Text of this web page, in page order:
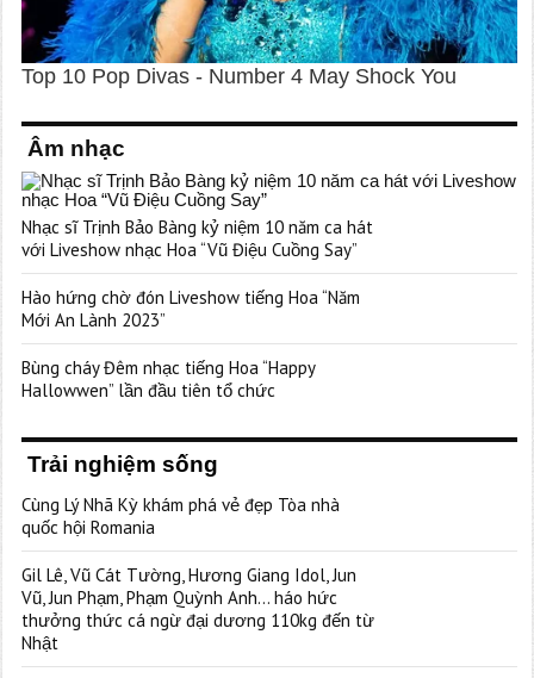
Âm nhạc
Nhạc sĩ Trịnh Bảo Bàng kỷ niệm 10 năm ca hát
với Liveshow nhạc Hoa “Vũ Điệu Cuồng Say”
Hào hứng chờ đón Liveshow tiếng Hoa “Năm
Mới An Lành 2023”
Bùng cháy Đêm nhạc tiếng Hoa “Happy
Hallowwen” lần đầu tiên tổ chức
Trải nghiệm sống
Cùng Lý Nhã Kỳ khám phá vẻ đẹp Tòa nhà
quốc hội Romania
Gil Lê, Vũ Cát Tường, Hương Giang Idol, Jun
Vũ, Jun Phạm, Phạm Quỳnh Anh… háo hức
thưởng thức cá ngừ đại dương 110kg đến từ
Nhật